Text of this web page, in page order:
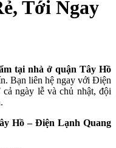
Tới Ngay
tại nhà ở quận Tây Hồ
Bạn liên hệ ngay với Điện
ngày lễ và chủ nhật, đội
Hồ – Điện Lạnh Quang